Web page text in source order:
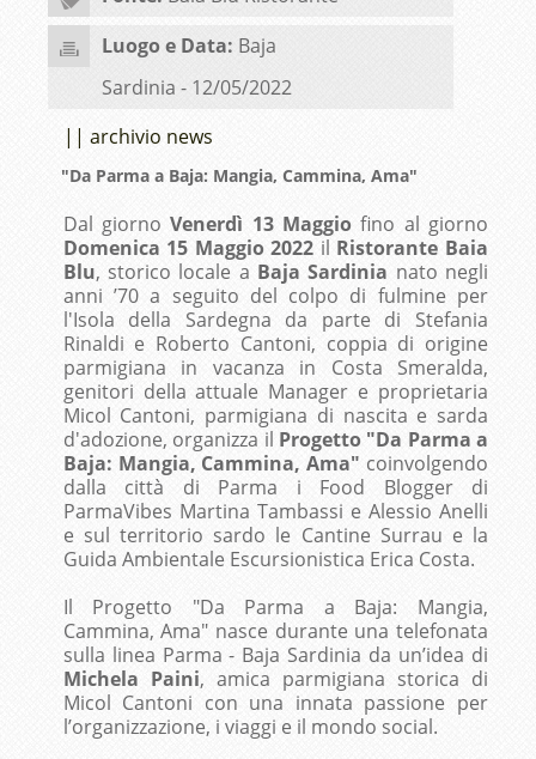
Luogo e Data: Baja
Sardinia - 12/05/2022
|| archivio news
"Da Parma a Baja: Mangia, Cammina, Ama"
Dal giornoVenerdì 13 Maggio fino al giorno
Domenica 15 Maggio 2022 il Ristorante Baia
Blu, storico locale a Baja Sardinia nato negli
anni ’70 a seguito del colpo di fulmine per
l'Isola della Sardegna da parte di Stefania
Rinaldi e Roberto Cantoni, coppia di origine
parmigiana in vacanza in Costa Smeralda,
genitori della attuale Manager e proprietaria
Micol Cantoni, parmigiana di nascita e sarda
d'adozione, organizza il Progetto "Da Parma a
Baja: Mangia, Cammina, Ama" coinvolgendo
dalla città di Parma i Food Blogger di
ParmaVibes Martina Tambassi e Alessio Anelli
e sul territorio sardo le Cantine Surrau e la
Guida Ambientale Escursionistica Erica Costa.
Il Progetto "Da Parma a Baja: Mangia,
Cammina, Ama" nasce durante una telefonata
sulla linea Parma - Baja Sardinia da un’idea di
Michela Paini, amica parmigiana storica di
Micol Cantoni con una innata passione per
l’organizzazione, i viaggi e il mondo social.